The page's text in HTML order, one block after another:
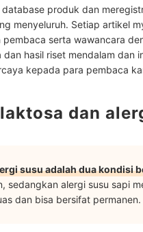
di sini
produk dan
menyeluruh. Setiap artikel
serta wawancara
hasil riset mendalam dan
kepada para pembaca
dan
susu adalah dua kondisi
sedangkan alergi susu sapi
dan bisa bersifat permanen.